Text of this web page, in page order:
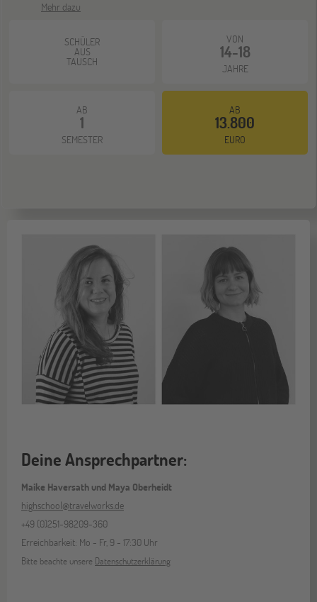
Mehr dazu
SCHÜLER
AUS
TAUSCH
VON
14-18
JAHRE
AB
1
SEMESTER
AB
13.800
EURO
Deine Ansprechpartner:
Maike Haversath und Maya Oberheidt
highschool@travelworks.de
+49 (0)251-98209-360
Erreichbarkeit: Mo - Fr, 9 - 17:30 Uhr
Bitte beachte unsere Datenschutzerklärung